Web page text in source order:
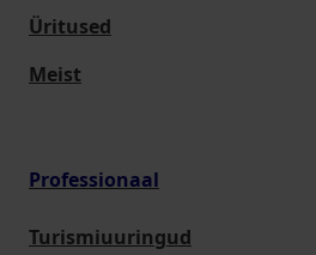
Üritused
Meist
Professionaal
Turismiuuringud